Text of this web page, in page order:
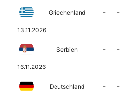
Griechenland - -
13.11.2026
Serbien - -
16.11.2026
Deutschland - -